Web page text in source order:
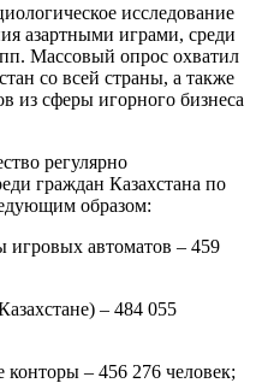
исследование
азартными играми, среди
Массовый опрос охватил
со всей страны, а также
из сферы игорного бизнеса
регулярно
граждан Казахстана по
образом:
игровых автоматов – 459
– 484 055
– 456 276 человек;